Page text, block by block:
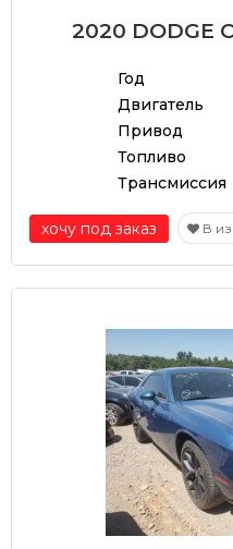
2020 DODGE
Год
Двигатель
Привод
Топливо
Трансмиссия
хочу под заказ В